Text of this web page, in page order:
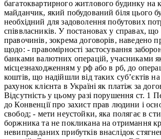
багатоквартирного житлового будинку на
майданчик, який побудований біля цього
необхідний для задоволення побутових
співвласників. У постановах у справах, що
правочинів, зокрема договорів, наведено
щодо: - правомірності застосування
банками валютних операцій, учасниками
місцезнаходженням у рф або в рб, до
коштів, що надійшли від таких суб’єктів
рахунок клієнта в Україні як платіж за
Відсутність у цьому разі порушення ст. 1
до Конвенції про захист прав людини і
свобод; - мети неустойки, яка полягає в
боржника та не покликана на отримання
невиправданих прибутків внаслідок